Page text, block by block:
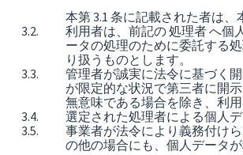
本第 3.1 条に記載された者は
利用者は、前記の 処理者 へ個
ータの処理のために委託する
り扱うものとします。
管理者が誠実に法令に基づく
が限定的な状況で第三者に開
無意味である場合を除き、利
選定された処理者による個人
事業者が法令により義務付け
の他の場合にも、個人データ